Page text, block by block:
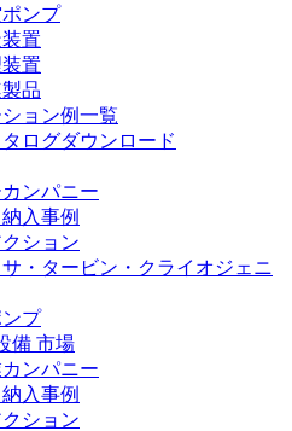
ポンプ
置
置
品
ョン例一覧
ログダウンロード
ンパニー
入事例
ション
・タービン・クライオジェニ
プ
備 市場
ンパニー
入事例
ション